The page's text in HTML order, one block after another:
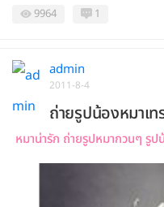
9964 1
admin
2011-8-4
ถ่ายรูปน้องหมาเท
หมาน่ารัก ถ่ายรูปหมากวนๆ รู